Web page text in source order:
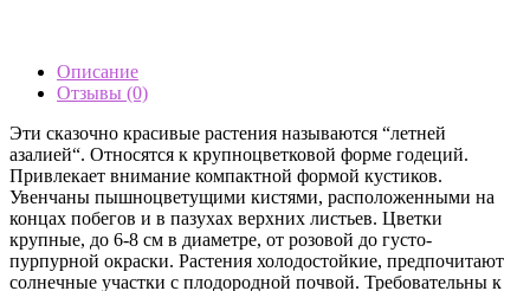
Описание
Отзывы (0)
Эти сказочно красивые растения называютcя “летней
азалией“. Относятся к крупноцветковой форме годеций.
Привлекает внимание компактной формой кустиков.
Увенчаны пышноцветущими кистями, расположенными на
концах побегов и в пазухах верхних листьев. Цветки
крупные, до 6-8 см в диаметре, от розовой до густо-
пурпурной окраски. Растения холодостойкие, предпочитают
солнечные участки с плодородной почвой. Требовательны к